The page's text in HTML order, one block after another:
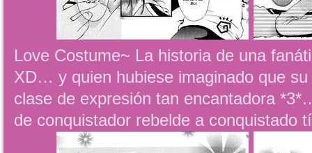
Love Costume~ La historia de una
XD… y quien hubiese imaginado que
clase de expresión tan encantadora
de conquistador rebelde a conquistado